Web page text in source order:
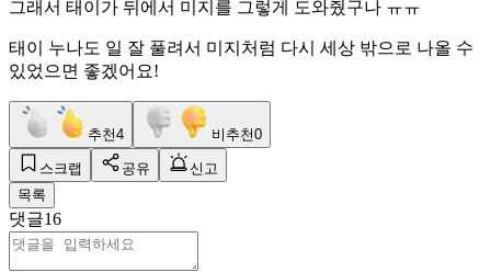
그래서 태이가 뒤에서 미지를 그렇게 도와줬구나 ㅠㅠ
태이 누나도 일 잘 풀려서 미지처럼 다시 세상 밖으로 나올 수
있었으면 좋겠어요!
추천4 비추천0
스크랩 공유
신고
목록
댓글16